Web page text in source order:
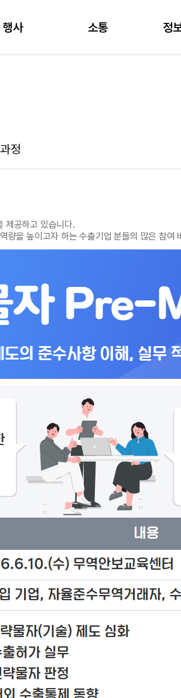
행사 소통 정
정
제공하고 있습니다.
량을 높이고자 하는 수출기업 분들의 많은 참여